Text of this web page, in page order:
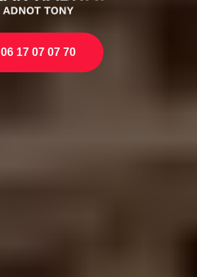
06 17 07 07 70